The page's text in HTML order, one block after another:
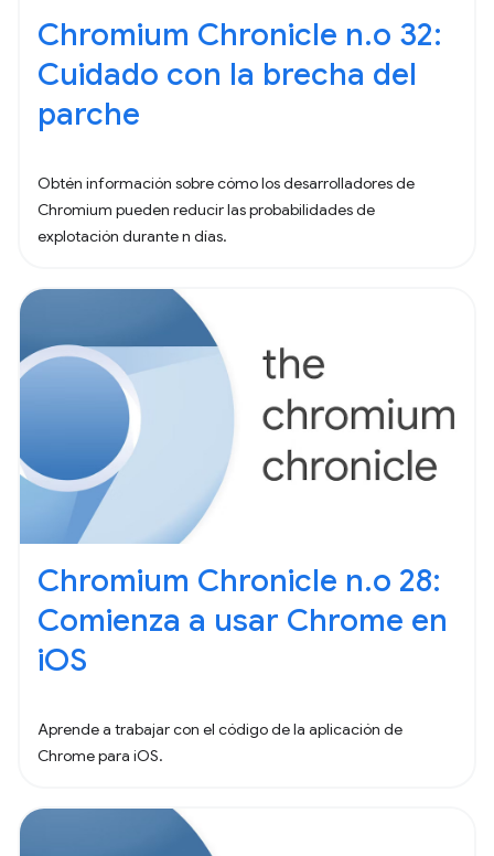
Chromium Chronicle n.o 32:
Cuidado con la brecha del
parche
Obtén información sobre cómo los desarrolladores de
Chromium pueden reducir las probabilidades de
explotación durante n días.
Chromium Chronicle n.o 28:
Comienza a usar Chrome en
iOS
Aprende a trabajar con el código de la aplicación de
Chrome para iOS.